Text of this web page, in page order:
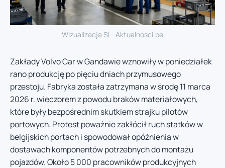
Wizualizacja SI - Aktualnosci.be
Zakłady Volvo Car w Gandawie wznowiły w poniedziałek
rano produkcję po pięciu dniach przymusowego
przestoju. Fabryka została zatrzymana w środę 11 marca
2026 r. wieczorem z powodu braków materiałowych,
które były bezpośrednim skutkiem strajku pilotów
portowych. Protest poważnie zakłócił ruch statków w
belgijskich portach i spowodował opóźnienia w
dostawach komponentów potrzebnych do montażu
pojazdów. Około 5 000 pracowników produkcyjnych